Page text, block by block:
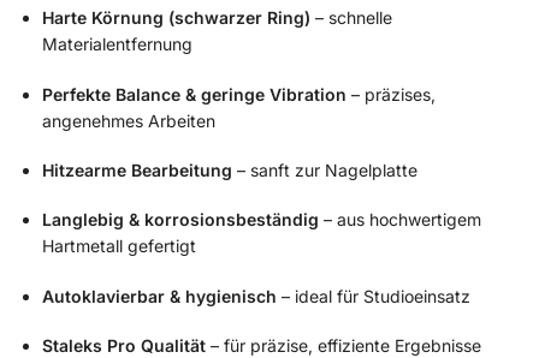
Harte Körnung (schwarzer Ring) – schnelle
Materialentfernung
Perfekte Balance & geringe Vibration – präzises,
angenehmes Arbeiten
Hitzearme Bearbeitung – sanft zur Nagelplatte
Langlebig & korrosionsbeständig – aus hochwertigem
Hartmetall gefertigt
Autoklavierbar & hygienisch – ideal für Studioeinsatz
Staleks Pro Qualität – für präzise, effiziente Ergebnisse